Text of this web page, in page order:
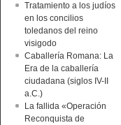
Tratamiento a los judíos
en los concilios
toledanos del reino
visigodo
Caballería Romana: La
Era de la caballería
ciudadana (siglos IV-II
a.C.)
La fallida «Operación
Reconquista de